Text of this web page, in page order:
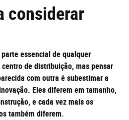
considerar
essencial de qualquer
de distribuição, mas pensar
com outra é subestimar a
Eles diferem em tamanho,
e cada vez mais os
também diferem.